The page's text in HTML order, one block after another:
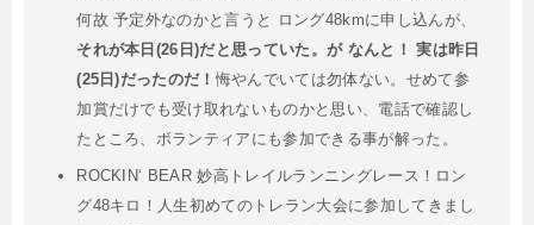
何故 予定外なのかと言うと ロング48kmに申し込んが、
それが本日(26日)だと思っていた。が なんと！ 実は昨日
(25日)だったのだ！ 悔やんでいては勿体ない。せめて参
加賞だけでも受け取れないものかと思い、電話で確認し
たところ、ボランティアにも参加できる事が解った。
ROCKIN‘ BEAR 妙高トレイルランニングレース！ロン
グ48キロ！人生初めてのトレラン大会に参加してきまし